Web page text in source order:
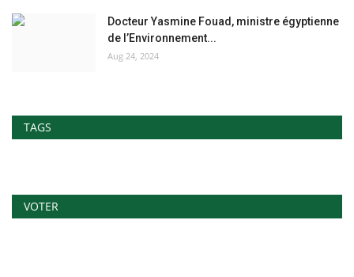
Language
Swahili español
Docteur Yasmine Fouad, ministre égyptienne
de l’Environnement...
Aug 24, 2024
TAGS
VOTER